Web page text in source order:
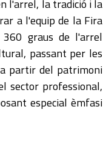
l'arrel, la tradició i la
a l'equip de la Fira
graus de l'arrel
passant per les
partir del patrimoni
sector professional,
especial èmfasi